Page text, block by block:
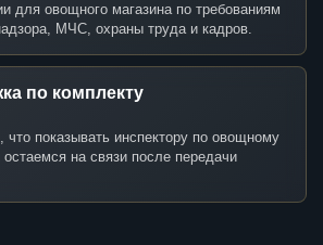
для овощного магазина по требованиям
МЧС, охраны труда и кадров.
по комплекту
показывать инспектору по овощному
остаемся на связи после передачи